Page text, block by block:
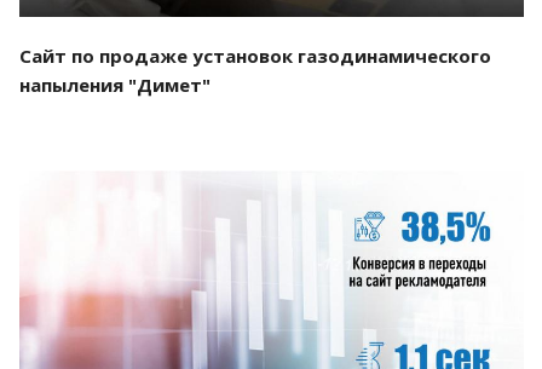
Сайт по продаже установок газодинамического
напыления "Димет"